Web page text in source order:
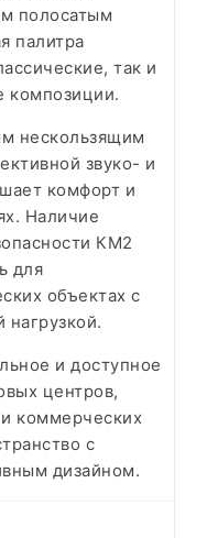
полосатым
палитра
так и
композиции.
нескользящим
звуко- и
комфорт и
Наличие
КМ2
для
объектах с
нагрузкой.
и доступное
центров,
коммерческих
с
дизайном.